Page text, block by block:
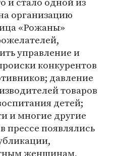
организацию
«Рожаны»
управление и
конкурентов
давление
товаров
детей;
и многие другие
прессе появлялись
женщинам,